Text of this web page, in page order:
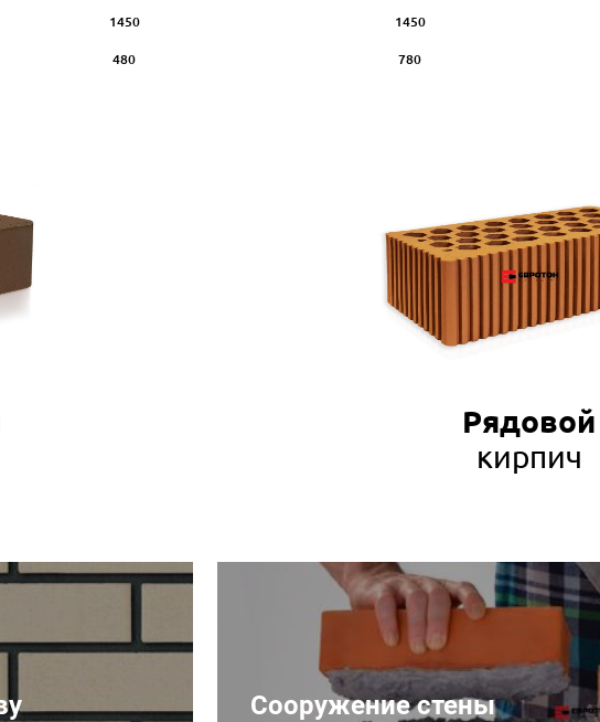
1450 1450
480 780
Рядовой
кирпич
Сооружение стены